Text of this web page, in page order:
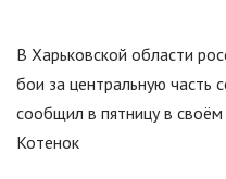
В Харьковской области
бои за центральную часть
сообщил в пятницу в своём
Котенок